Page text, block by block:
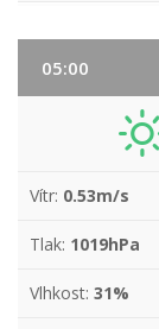
05:00
Vítr: 0.53m/s
Tlak: 1019hPa
Vlhkost: 31%